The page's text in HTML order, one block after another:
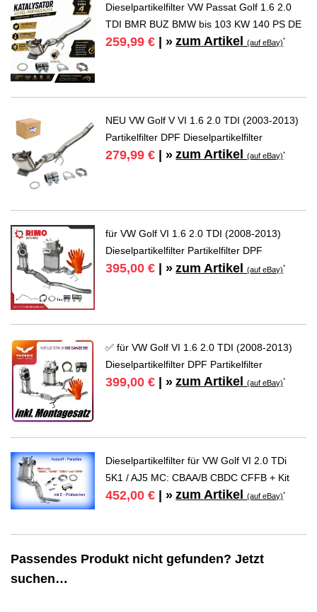
Dieselpartikelfilter VW Passat Golf 1.6 2.0
TDI BMR BUZ BMW bis 103 KW 140 PS DE
259,99 € | » zum Artikel(auf eBay)*
NEU VW Golf V VI 1.6 2.0 TDI (2003-2013)
Partikelfilter DPF Dieselpartikelfilter
279,99 € | » zum Artikel(auf eBay)*
für VW Golf VI 1.6 2.0 TDI (2008-2013)
Dieselpartikelfilter Partikelfilter DPF
395,00 € | » zum Artikel(auf eBay)*
✅ für VW Golf VI 1.6 2.0 TDI (2008-2013)
Dieselpartikelfilter DPF Partikelfilter
399,00 € | » zum Artikel(auf eBay)*
Dieselpartikelfilter für VW Golf VI 2.0 TDi
5K1 / AJ5 MC: CBAA/B CBDC CFFB + Kit
452,00 € | » zum Artikel(auf eBay)*
Passendes Produkt nicht gefunden? Jetzt
suchen…